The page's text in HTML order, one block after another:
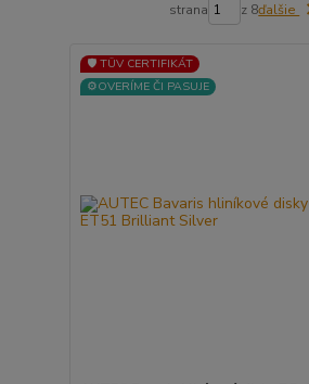
strana z 8ďalšie
🛡️ TÜV CERTIFIKÁT
⚙️OVERÍME ČI PASUJE